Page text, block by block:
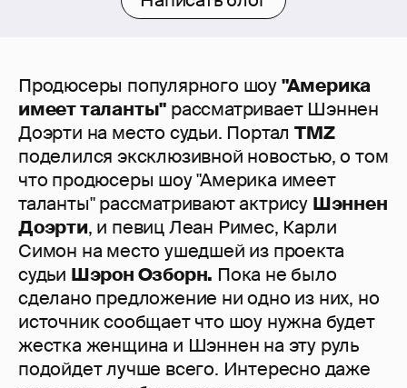
Продюсеры популярного шоу"Америка
имеет таланты" рассматривает Шэннен
Доэрти на место судьи. Портал TMZ
поделился эксклюзивной новостью, о том
что продюсеры шоу "Америка имеет
таланты" рассматривают актрису Шэннен
Доэрти, и певиц Леан Римес, Карли
Симон на место ушедшей из проекта
судьи Шэрон Озборн. Пока не было
сделано предложение ни одно из них, но
источник сообщает что шоу нужна будет
жестка женщина и Шэннен на эту руль
подойдет лучше всего. Интересно даже